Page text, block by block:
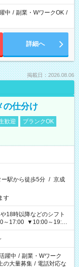
中 / 副業・WワークOK /
詳細へ
掲載日：2026.08.06
の仕分け
歓迎
ブランクOK
駅から徒歩5分 / 京成
す
18時以降などのシフト
～17:00 ▼10:00～19:00
躍中 / 副業・Wワーク
の大量募集 / 電話対応な